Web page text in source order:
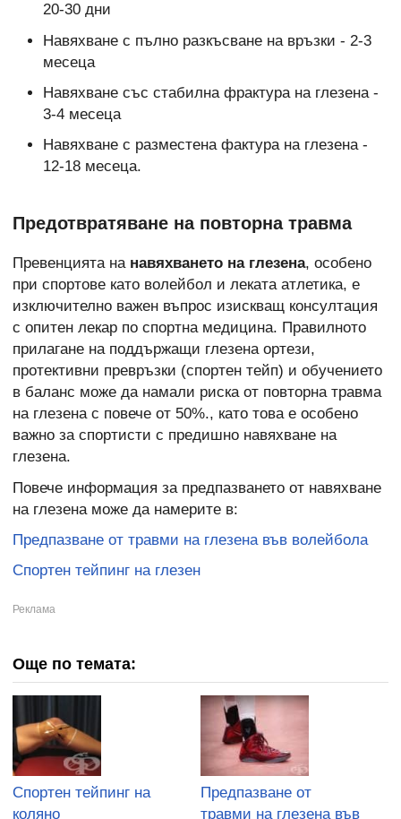
20-30 дни
Навяхване с пълно разкъсване на връзки - 2-3
месеца
Навяхване със стабилна фрактура на глезена -
3-4 месеца
Навяхване с разместена фактура на глезена -
12-18 месеца.
Предотвратяване на повторна травма
Превенцията на навяхването на глезена, особено
при спортове като волейбол и леката атлетика, е
изключително важен въпрос изискващ консултация
с опитен лекар по спортна медицина. Правилното
прилагане на поддържащи глезена ортези,
протективни превръзки (спортен тейп) и обучението
в баланс може да намали риска от повторна травма
на глезена с повече от 50%., като това е особено
важно за спортисти с предишно навяхване на
глезена.
Повече информация за предпазването от навяхване
на глезена може да намерите в:
Предпазване от травми на глезена във волейбола
Спортен тейпинг на глезен
Още по темата:
Спортен тейпинг на
коляно
Предпазване от
травми на глезена във